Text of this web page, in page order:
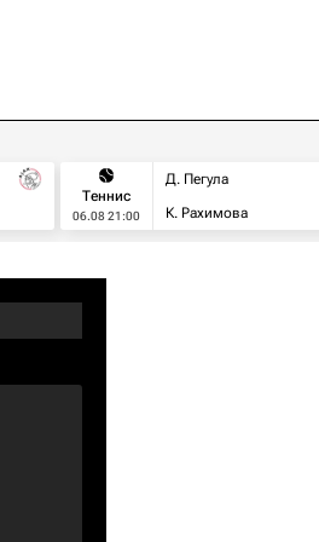
Теннис
06.08 21:00
Д. Пегула
К. Рахимова